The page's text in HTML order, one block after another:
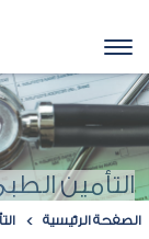
التأمين
الصفحة الرئيسية